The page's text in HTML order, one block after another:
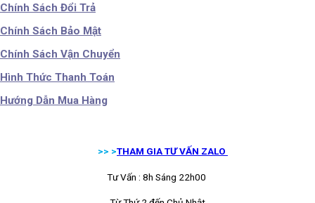
Chính Sách Đổi Trả
Chính Sách Bảo Mật
Chính Sách Vận Chuyển
Hình Thức Thanh Toán
Hướng Dẫn Mua Hàng
>> >THAM GIA TƯ VẤN ZALO
Tư Vấn : 8h Sáng 22h00